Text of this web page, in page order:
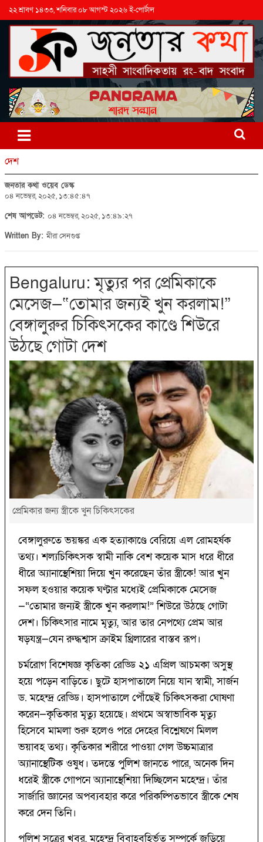
২২ শ্রাবণ ১৪৩৩, শনিবার ০৮ আগস্ট ২০২৬ ই-পোর্টাল
দেশ
জনতার কথা ওয়েব ডেস্ক
০৪ নভেম্বর, ২০২৫, ১৩:৪৫:৪৭
শেষ আপডেট: ০৪ নভেম্বর, ২০২৫, ১৩:৪৯:২৭
Written By:মীরা সেনগুপ্ত
Bengaluru: মৃত্যুর পর প্রেমিকাকে
মেসেজ—“তোমার জন্যই খুন করলাম!”
বেঙ্গালুরুর চিকিৎসকের কাণ্ডে শিউরে
উঠছে গোটা দেশ
প্রেমিকার জন্য স্ত্রীকে খুন চিকিৎসকের
বেঙ্গালুরুতে ভয়ঙ্কর এক হত্যাকাণ্ডে বেরিয়ে এল রোমহর্ষক
তথ্য। শল্যচিকিৎসক স্বামী নাকি বেশ কয়েক মাস ধরে ধীরে
ধীরে অ্যানাস্থেশিয়া দিয়ে খুন করেছেন তাঁর স্ত্রীকে! আর খুন
সফল হওয়ার কয়েক ঘণ্টার মধ্যেই প্রেমিকাকে মেসেজ
—“তোমার জন্যই স্ত্রীকে খুন করলাম!” শিউরে উঠছে গোটা
দেশ। চিকিৎসার নামে মৃত্যু, আর তার নেপথ্যে প্রেম আর
ষড়যন্ত্র—যেন রুদ্ধশ্বাস ক্রাইম থ্রিলারের বাস্তব রূপ।
চর্মরোগ বিশেষজ্ঞ কৃতিকা রেড্ডি ২১ এপ্রিল আচমকা অসুস্থ
হয়ে পড়েন বাড়িতে। ছুটে হাসপাতালে নিয়ে যান স্বামী, সার্জন
ড. মহেন্দ্র রেড্ডি। হাসপাতালে পৌঁছেই চিকিৎসকরা ঘোষণা
করেন—কৃতিকার মৃত্যু হয়েছে। প্রথমে অস্বাভাবিক মৃত্যু
হিসেবে মামলা শুরু হলেও পরে দেহের বিশ্লেষণে মিলল
ভয়াবহ তথ্য। কৃতিকার শরীরে পাওয়া গেল উচ্চমাত্রার
অ্যানাস্থেটিক ওষুধ। তদন্তে পুলিশ জানতে পারে, অনেক দিন
ধরেই স্ত্রীকে গোপনে অ্যানাস্থেশিয়া দিচ্ছিলেন মহেন্দ্র। তাঁর
সার্জারি জ্ঞানের অপব্যবহার করে পরিকল্পিতভাবে স্ত্রীকে শেষ
করে দেন তিনি।
পুলিশ সূত্রের খবর, মহেন্দ্র বিবাহবহির্ভূত সম্পর্কে জড়িয়ে